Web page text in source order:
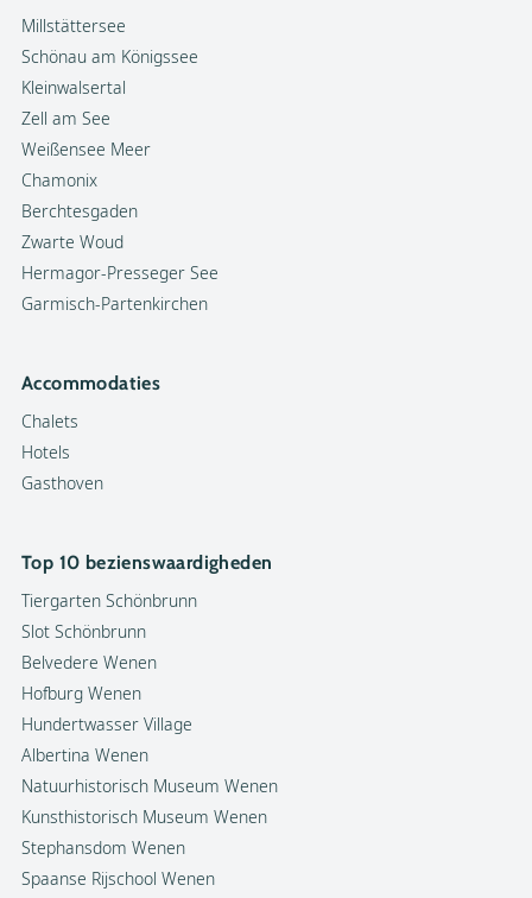
Millstättersee
Schönau am Königssee
Kleinwalsertal
Zell am See
Weißensee Meer
Chamonix
Berchtesgaden
Zwarte Woud
Hermagor-Presseger See
Garmisch-Partenkirchen
Accommodaties
Chalets
Hotels
Gasthoven
Top 10 bezienswaardigheden
Tiergarten Schönbrunn
Slot Schönbrunn
Belvedere Wenen
Hofburg Wenen
Hundertwasser Village
Albertina Wenen
Natuurhistorisch Museum Wenen
Kunsthistorisch Museum Wenen
Stephansdom Wenen
Spaanse Rijschool Wenen